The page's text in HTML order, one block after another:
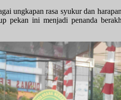
atas Pelayanan Permintaan
ungkapan rasa syukur dan
pekan ini menjadi penanda